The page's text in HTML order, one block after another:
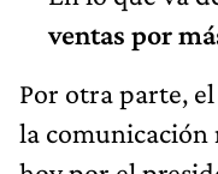
ventas por
Por otra parte,
la comunicación